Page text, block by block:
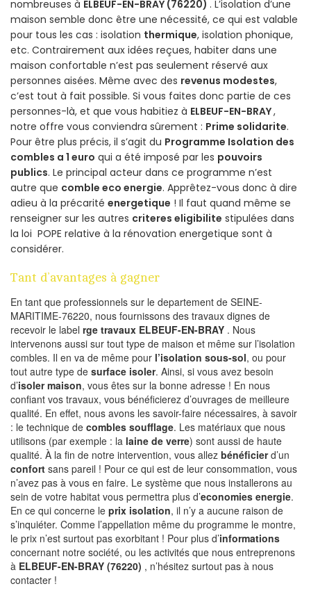
nombreuses à ELBEUF-EN-BRAY (76220) . L’isolation d’une
maison semble donc être une nécessité, ce qui est valable
pour tous les cas : isolation thermique, isolation phonique,
etc. Contrairement aux idées reçues, habiter dans une
maison confortable n’est pas seulement réservé aux
personnes aisées. Même avec des revenus modestes,
c’est tout à fait possible. Si vous faites donc partie de ces
personnes-là, et que vous habitiez à ELBEUF-EN-BRAY,
notre offre vous conviendra sûrement : Prime solidarite.
Pour être plus précis, il s’agit du Programme Isolation des
combles a 1 euro qui a été imposé par les pouvoirs
publics. Le principal acteur dans ce programme n’est
autre que comble eco energie. Apprêtez-vous donc à dire
adieu à la précarité energetique ! Il faut quand même se
renseigner sur les autres criteres eligibilite stipulées dans
la loi POPE relative à la rénovation energetique sont à
considérer.
Tant d’avantages à gagner
En tant que professionnels sur le departement de SEINE-
MARITIME-76220, nous fournissons des travaux dignes de
recevoir le label rge travaux ELBEUF-EN-BRAY . Nous
intervenons aussi sur tout type de maison et même sur l’isolation
combles. Il en va de même pour l’isolation sous-sol, ou pour
tout autre type de surface isoler. Ainsi, si vous avez besoin
d’isoler maison, vous êtes sur la bonne adresse ! En nous
confiant vos travaux, vous bénéficierez d’ouvrages de meilleure
qualité. En effet, nous avons les savoir-faire nécessaires, à savoir
: le technique de combles soufflage. Les matériaux que nous
utilisons (par exemple : la laine de verre) sont aussi de haute
qualité. À la fin de notre intervention, vous allez bénéficierd’un
confort sans pareil ! Pour ce qui est de leur consommation, vous
n’avez pas à vous en faire. Le système que nous installerons au
sein de votre habitat vous permettra plus d’economies energie.
En ce qui concerne le prix isolation, il n’y a aucune raison de
s’inquiéter. Comme l’appellation même du programme le montre,
le prix n’est surtout pas exorbitant ! Pour plus d’informations
concernant notre société, ou les activités que nous entreprenons
à ELBEUF-EN-BRAY (76220) , n’hésitez surtout pas à nous
contacter !